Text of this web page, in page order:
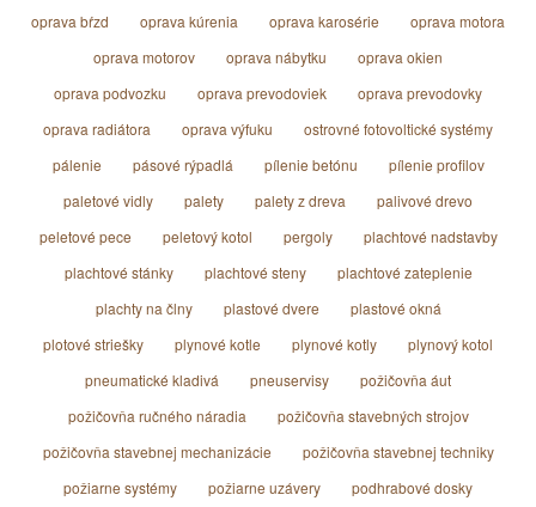
oprava bŕzd
oprava kúrenia oprava karosérie
oprava motora
oprava motorov
oprava nábytku
oprava okien
oprava podvozku
oprava prevodoviek
oprava prevodovky
oprava radiátora
oprava výfuku
ostrovné fotovoltické systémy
pálenie
pásové rýpadlá pílenie betónu
pílenie profilov
paletové vidly
palety palety z dreva
palivové drevo
peletové pece
peletový kotol pergoly
plachtové nadstavby
plachtové stánky
plachtové steny
plachtové zateplenie
plachty na člny
plastové dvere
plastové okná
plotové striešky
plynové kotle plynové kotly
plynový kotol
pneumatické kladivá
pneuservisy
požičovňa áut
požičovňa ručného náradia
požičovňa stavebných strojov
požičovňa stavebnej mechanizácie
požičovňa stavebnej techniky
požiarne systémy
požiarne uzávery
podhrabové dosky